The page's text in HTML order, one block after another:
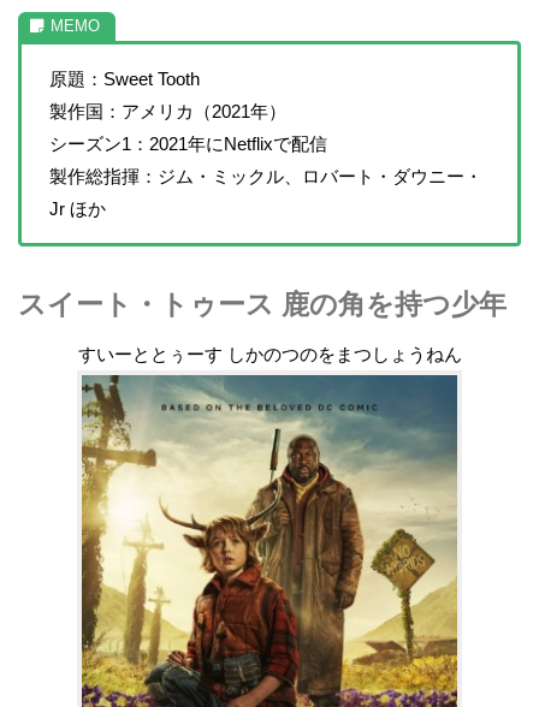
原題：Sweet Tooth
製作国：アメリカ（2021年）
シーズン1：2021年にNetflixで配信
製作総指揮：ジム・ミックル、ロバート・ダウニー・
Jr ほか
スイート・トゥース 鹿の角を持つ少年
すいーととぅーす しかのつのをまつしょうねん